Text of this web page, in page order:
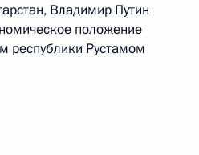
Владимир Путин
положение
республики Рустамом